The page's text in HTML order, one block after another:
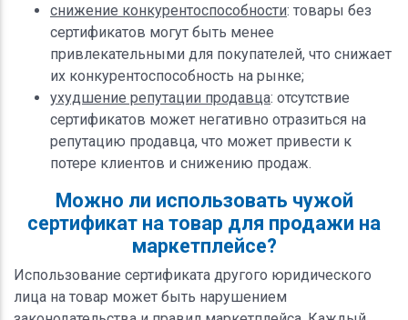
снижение конкурентоспособности: товары без
сертификатов могут быть менее
привлекательными для покупателей, что снижает
их конкурентоспособность на рынке;
ухудшение репутации продавца: отсутствие
сертификатов может негативно отразиться на
репутацию продавца, что может привести к
потере клиентов и снижению продаж.
Можно ли использовать чужой
сертификат на товар для продажи на
маркетплейсе?
Использование сертификата другого юридического
лица на товар может быть нарушением